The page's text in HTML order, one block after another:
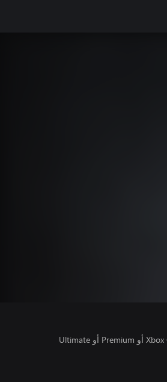
تتطلب اللعبة متعددة اللاعبين عبر الإنترنت توفر Xbox Game Pass Essential أو Premium أو Ultimate